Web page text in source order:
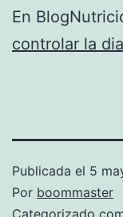
En
controlar la
Publicada el 5
Por boommaster
Categorizado